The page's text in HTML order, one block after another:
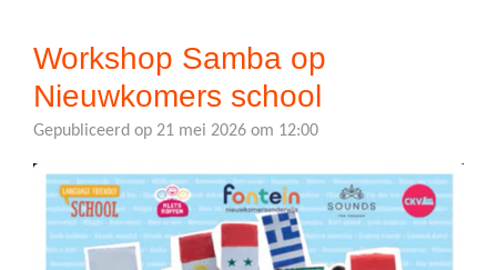
Workshop Samba op
Nieuwkomers school
Gepubliceerd op 21 mei 2026 om 12:00